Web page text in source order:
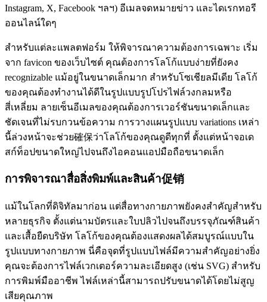
Instagram, X, Facebook ฯลฯ) อีเมลจดหมายข่าว และไดเรกทอรี
ออนไลน์ใดๆ
สำหรับแต่ละแพลตฟอร์ม ให้พิจารณาความต้องการเฉพาะ เริ่ม
จาก favicon ของเว็บไซต์ คุณต้องการโลโก้แบบง่ายที่ยังคง
recognizable แม้อยู่ในขนาดเล็กมาก สำหรับโซเชียลมีเดีย โลโก้
ของคุณต้องทำงานได้ดีในรูปแบบรูปโปรไฟล์วงกลมหรือ
สี่เหลี่ยม ลายเซ็นอีเมลของคุณต้องการเวอร์ชันขนาดเล็กและ
ชัดเจนที่ไม่รบกวนข้อความ การวางแผนรูปแบบ variations เหล่า
นี้ล่วงหน้าจะช่วย確保ว่าโลโก้ของคุณดูดีทุกที่ ตั้งแต่หน้าจอเด
สก์ท็อปขนาดใหญ่ไปจนถึงไอคอนแอปมือถือขนาดเล็ก
การพิจารณาสื่อสิ่งพิมพ์และสินค้า促销
แม้ในโลกที่ดิจิทัลมาก่อน แต่สื่อทางกายภาพยังคงสำคัญสำหรับ
หลายธุรกิจ ตั้งแต่นามบัตรและใบปลิวไปจนถึงบรรจุภัณฑ์สินค้า
และเสื้อยืดบริษัท โลโก้ของคุณต้องแสดงผลได้สมบูรณ์แบบใน
รูปแบบทางกายภาพ นี่คือจุดที่รูปแบบไฟล์มีความสำคัญอย่างยิ่ง
คุณจะต้องการไฟล์เวกเตอร์ความละเอียดสูง (เช่น SVG) สำหรับ
การพิมพ์มืออาชีพ ไฟล์เหล่านี้สามารถปรับขนาดได้โดยไม่สูญ
เสียคุณภาพ